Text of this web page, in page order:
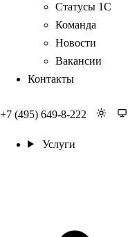
Статусы 1С
Команда
Новости
Вакансии
Контакты
+7 (495) 649-8-222
Услуги